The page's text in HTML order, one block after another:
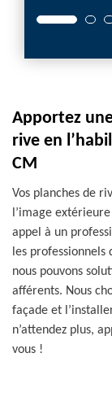
Apportez
rive en
CM
Vos planches de
l’image
appel à un
les
nous pouvons
afférents. Nous
façade et
n’attendez plus,
vous !